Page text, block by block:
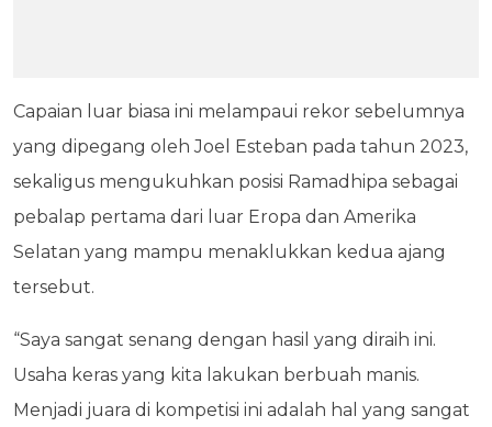
Capaian luar biasa ini melampaui rekor sebelumnya
yang dipegang oleh Joel Esteban pada tahun 2023,
sekaligus mengukuhkan posisi Ramadhipa sebagai
pebalap pertama dari luar Eropa dan Amerika
Selatan yang mampu menaklukkan kedua ajang
tersebut.
“Saya sangat senang dengan hasil yang diraih ini.
Usaha keras yang kita lakukan berbuah manis.
Menjadi juara di kompetisi ini adalah hal yang sangat